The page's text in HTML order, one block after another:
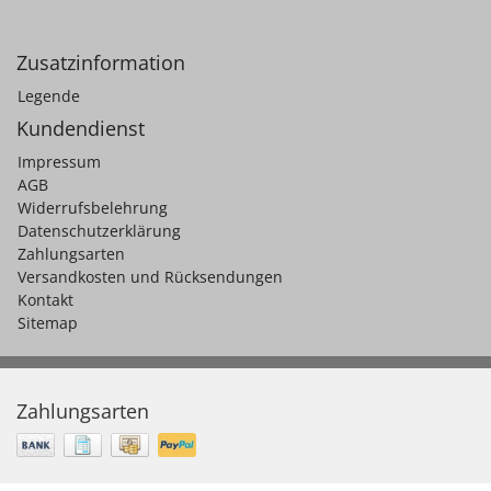
Zusatzinformation
Legende
Kundendienst
Impressum
AGB
Widerrufsbelehrung
Datenschutzerklärung
Zahlungsarten
Versandkosten und Rücksendungen
Kontakt
Sitemap
Zahlungsarten